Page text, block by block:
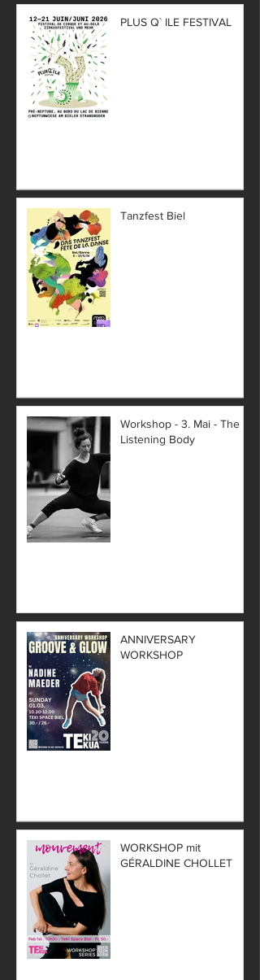
PLUS Q` ILE FESTIVAL
Tanzfest Biel
Workshop - 3. Mai - The
Listening Body
ANNIVERSARY
WORKSHOP
WORKSHOP mit
GÉRALDINE CHOLLET